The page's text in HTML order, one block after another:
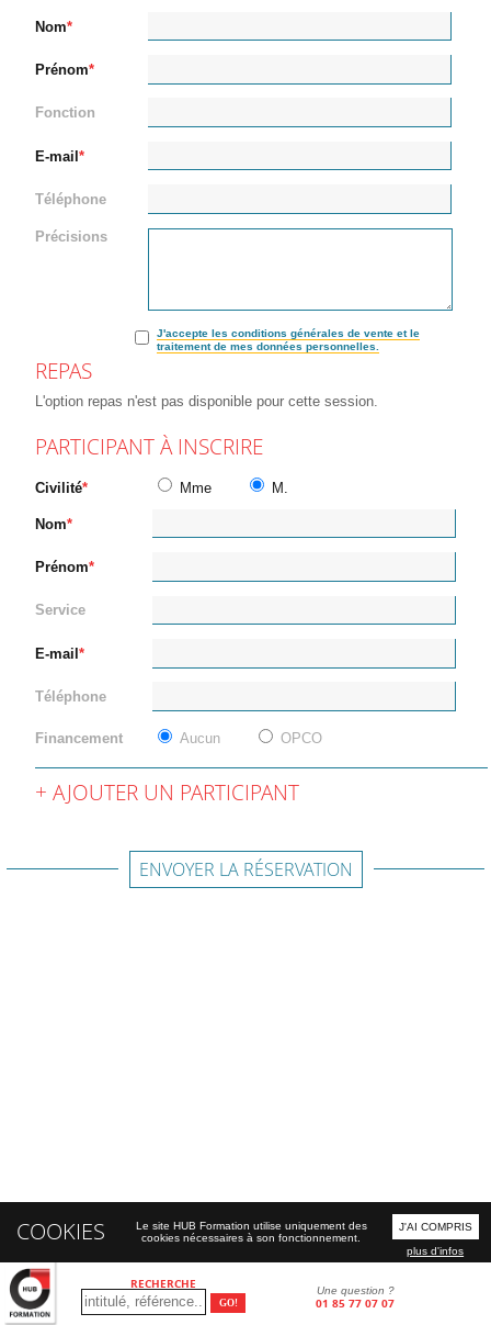
RECHERCHE Une question ?
01 85 77 07 07
Nom
Prénom
Fonction
E-mail
Téléphone
Précisions
J'accepte les conditions générales de vente et le
traitement de mes données personnelles.
REPAS
L'option repas n'est pas disponible pour cette session.
PARTICIPANT À INSCRIRE
Civilité Mme M.
Nom
Prénom
Service
E-mail
Téléphone
Financement Aucun OPCO
AJOUTER UN PARTICIPANT
ENVOYER LA RÉSERVATION
COOKIES
Le site HUB Formation utilise uniquement des
cookies nécessaires à son fonctionnement.
J'AI COMPRIS
plus d'infos